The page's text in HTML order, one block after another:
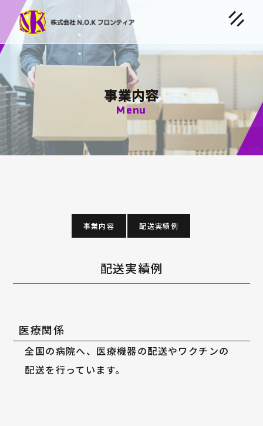
事業内容
Menu
事業内容 配送実績例
配送実績例
医療関係
全国の病院へ、医療機器の配送やワクチンの
配送を行っています。